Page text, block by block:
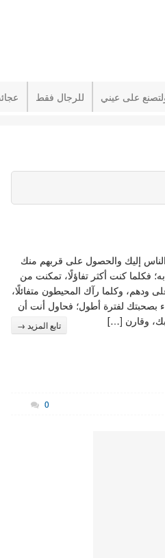
للرجال فقط على عيني
إليك والحصول على قربهم منك
فكلما كنت أكثر تفاؤلًا، تمكنت من
ودهم، وكلما رآك المحيطون متفائلًا،
بصحبتك لفترة أطول؛ فحاول أنت أن
وقارن […]
تابع المزيد →
0